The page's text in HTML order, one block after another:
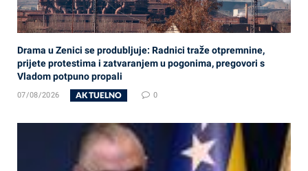
Drama u Zenici se produbljuje: Radnici traže otpremnine,
prijete protestima i zatvaranjem u pogonima, pregovori s
Vladom potpuno propali
07/08/2026 AKTUELNO 0